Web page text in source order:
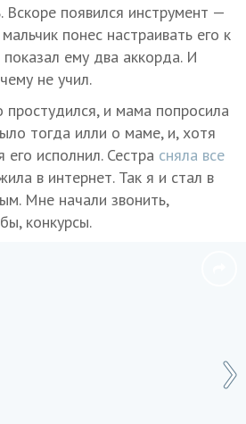
Вскоре появился инструмент —
понес настраивать его к
ему два аккорда. И
не учил.
и мама попросила
тогда илли о маме, и, хотя
исполнил. Сестра сняла все
в интернет. Так я и стал в
Мне начали звонить,
конкурсы.